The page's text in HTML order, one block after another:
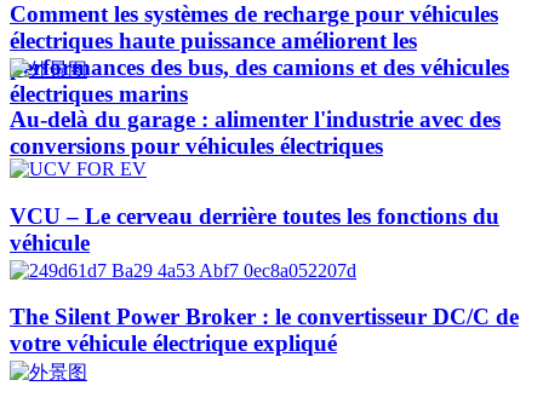
Comment les systèmes de recharge pour véhicules
électriques haute puissance améliorent les
performances des bus, des camions et des véhicules
électriques marins
Au-delà du garage : alimenter l'industrie avec des
conversions pour véhicules électriques
VCU – Le cerveau derrière toutes les fonctions du
véhicule
The Silent Power Broker : le convertisseur DC/C de
votre véhicule électrique expliqué